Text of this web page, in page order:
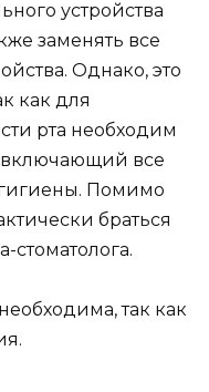
устройства
заменять все
Однако, это
как для
рта необходим
все
Помимо
браться
стоматолога.
так как